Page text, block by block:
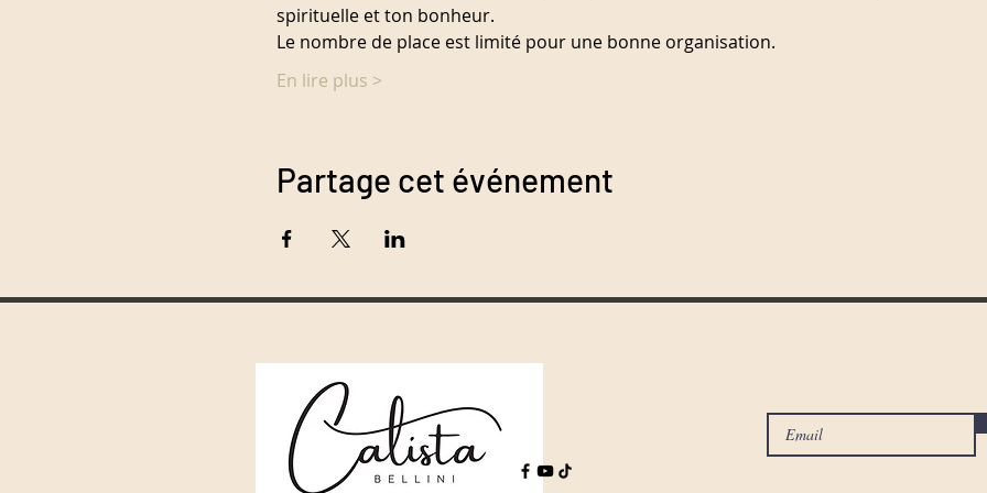
spirituelle et ton bonheur.
Le nombre de place est limité pour une bonne organisation.
En lire plus >
Partage cet événement
Blog spirituale